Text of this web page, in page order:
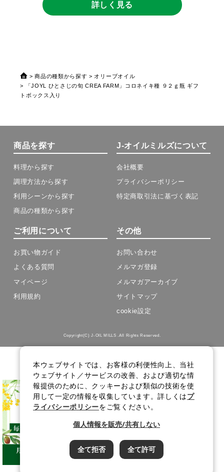
詳しく見る
商品の種類から探す
オリーブオイル
「JOYL ひとさじの旬 CREA FARM」コロネイキ種 ９２ｇ瓶 ギフ
トボックス入り
商品を探す
料理から探す
調理方法から探す
利用シーンから探す
商品の種類から探す
J-オイルミルズについて
会社概要
プライバシーポリシー
特定商取引法に基づく表記
ご利用について
お買い物ガイド
よくある質問
マイページ
利用規約
その他
お問い合わせ
メルマガ登録
メルマガアーカイブ
サイトマップ
cookie設定
Copyright(C) J-OIL MILLS .All Rights Reserved.
本ウェブサイトでは、お客様の利便性向上、当社
ウェブサイト／サービスの改善、および適切な情
報提供のために、クッキーおよび類似の技術を使
用して一定の情報を収集しています。詳しくはプ
ライバシーポリシーをご覧ください。
個人情報を販売/共有しない
全て拒否 全て許可